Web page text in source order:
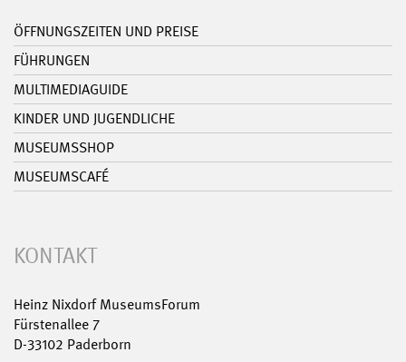
ÖFFNUNGSZEITEN UND PREISE
FÜHRUNGEN
MULTIMEDIAGUIDE
KINDER UND JUGENDLICHE
MUSEUMSSHOP
MUSEUMSCAFÉ
KONTAKT
Heinz Nixdorf MuseumsForum
Fürstenallee 7
D-33102 Paderborn